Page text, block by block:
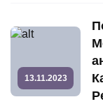
13.11.2023